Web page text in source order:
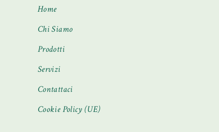
Home
Chi Siamo
Prodotti
Servizi
Contattaci
Cookie Policy (UE)